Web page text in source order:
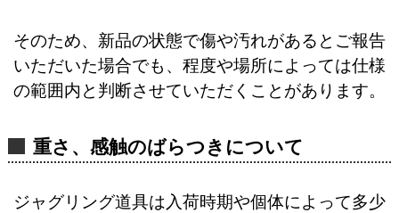
そのため、新品の状態で傷や汚れがあるとご報告
いただいた場合でも、程度や場所によっては仕様
の範囲内と判断させていただくことがあります。
重さ、感触のばらつきについて
ジャグリング道具は入荷時期や個体によって多少